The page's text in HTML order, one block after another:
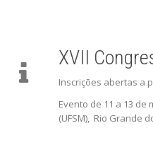
XVII
Inscrições abertas a
Evento de 11 a 13
(UFSM), Rio Grande